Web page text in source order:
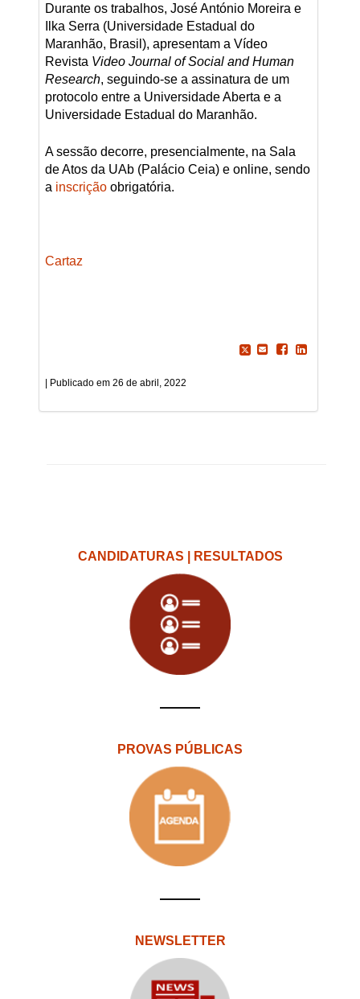
Durante os trabalhos, José António Moreira e
Ilka Serra (Universidade Estadual do
Maranhão, Brasil), apresentam a Vídeo
Revista Video Journal of Social and Human
Research, seguindo-se a assinatura de um
protocolo entre a Universidade Aberta e a
Universidade Estadual do Maranhão.
A sessão decorre, presencialmente, na Sala
de Atos da UAb (Palácio Ceia) e online, sendo
a inscriçãoobrigatória.
Cartaz
26 de abril, 2022
CANDIDATURAS | RESULTADOS
PROVAS PÚBLICAS
NEWSLETTER